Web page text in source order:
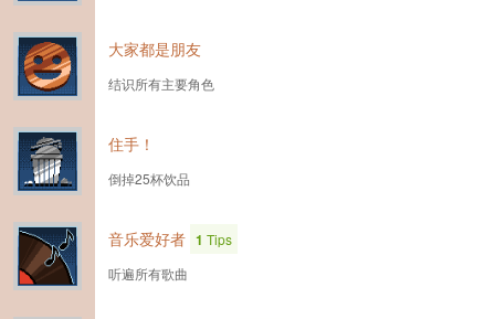
大家都是朋友
结识所有主要角色
住手！
倒掉25杯饮品
音乐爱好者 1 Tips
听遍所有歌曲